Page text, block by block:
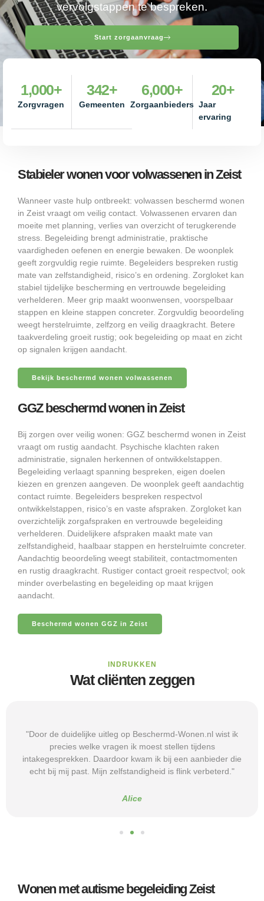
vervolgstappen te bespreken.
Start zorgaanvraag
Zorgvragen
1,000+
Gemeenten
342+
Zorgaanbieders
6,000+
Jaar
ervaring
20+
Stabieler wonen voor volwassenen in Zeist
Wanneer vaste hulp ontbreekt: volwassen beschermd wonen
in Zeist vraagt om veilig contact. Volwassenen ervaren dan
moeite met planning, verlies van overzicht of terugkerende
stress. Begeleiding brengt administratie, praktische
vaardigheden oefenen en energie bewaken. De woonplek
geeft zorgvuldig regie ruimte. Begeleiders bespreken rustig
mate van zelfstandigheid, risico’s en ordening. Zorgloket kan
stabiel tijdelijke bescherming en vertrouwde begeleiding
verhelderen. Meer grip maakt woonwensen, voorspelbaar
stappen en kleine stappen concreter. Zorgvuldig beoordeling
weegt herstelruimte, zelfzorg en veilig draagkracht. Betere
taakverdeling groeit rustig; ook begeleiding op maat en zicht
op signalen krijgen aandacht.
Bekijk beschermd wonen volwassenen
GGZ beschermd wonen in Zeist
Bij zorgen over veilig wonen: GGZ beschermd wonen in Zeist
vraagt om rustig aandacht. Psychische klachten raken
administratie, signalen herkennen of ontwikkelstappen.
Begeleiding verlaagt spanning bespreken, eigen doelen
kiezen en grenzen aangeven. De woonplek geeft aandachtig
contact ruimte. Begeleiders bespreken respectvol
ontwikkelstappen, risico’s en vaste afspraken. Zorgloket kan
overzichtelijk zorgafspraken en vertrouwde begeleiding
verhelderen. Duidelijkere afspraken maakt mate van
zelfstandigheid, haalbaar stappen en herstelruimte concreter.
Aandachtig beoordeling weegt stabiliteit, contactmomenten
en rustig draagkracht. Rustiger contact groeit respectvol; ook
minder overbelasting en begeleiding op maat krijgen
aandacht.
Beschermd wonen GGZ in Zeist
INDRUKKEN
Wat cliënten zeggen
"Door de duidelijke uitleg op Beschermd-Wonen.nl wist ik
precies welke vragen ik moest stellen tijdens
intakegesprekken. Daardoor kwam ik bij een aanbieder die
echt bij mij past. Mijn zelfstandigheid is flink verbeterd."
Alice
Wonen met autisme begeleiding Zeist